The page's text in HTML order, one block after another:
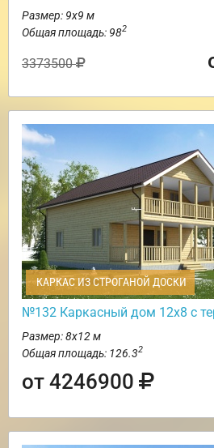
Размер: 9х9 м
Общая площадь: 982
3373500
КАРКАС ИЗ СТРОГАНОЙ ДОСКИ
№132 Каркасный дом 12х8 с
Размер: 8х12 м
Общая площадь: 126.32
от 4246900